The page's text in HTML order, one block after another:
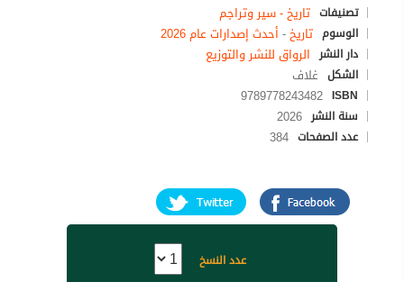
تصنيفات تاريخ - سير وتراجم
الوسوم تاريخ- أحدث إصدارات عام 2026
دار النشر الرواق للنشر والتوزيع
الشكل غلاف
ISBN
9789778243482
سنة النشر 2026
عدد الصفحات 384
عدد النسخ